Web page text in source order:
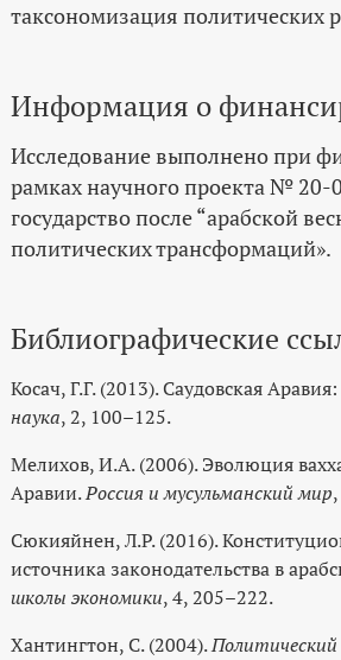
таксономизация политических
Информация о
Исследование выполнено при
рамках научного проекта № 20-
государство после “арабской
политических трансформаций».
Библиографические
Косач, Г.Г. (2013). Саудовская
наука, 2, 100–125.
Мелихов, И.А. (2006). Эволюция
Аравии.Россия и мусульманский мир
Сюкияйнен, Л.Р. (2016).
источника законодательства в
школы экономики, 4, 205–222.
Хантингтон, С. (2004).